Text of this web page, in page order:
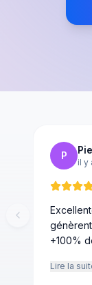
P
il y
+100%
Lire la